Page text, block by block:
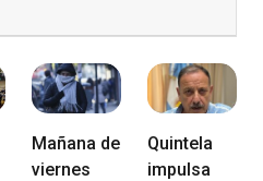
Mañana de
viernes
Quintela
impulsa